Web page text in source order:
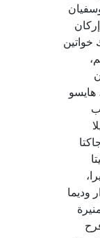
خواتين
هايسو
وديما